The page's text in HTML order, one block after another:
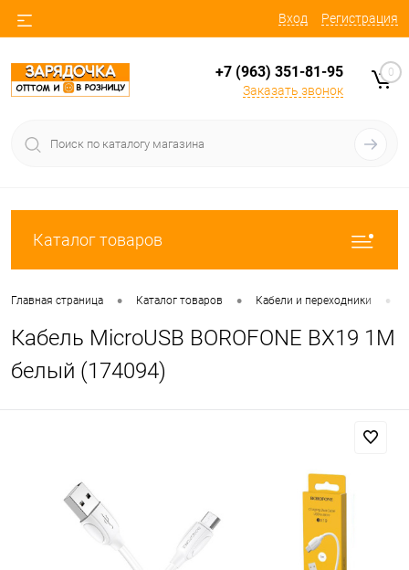
Вход Регистрация
+7 (963) 351-81-95
Заказать звонок
0
Каталог товаров
Главная страница • Каталог товаров • Кабели и переходники •
Кабель MicroUSB BOROFONE BX19 1M
белый (174094)